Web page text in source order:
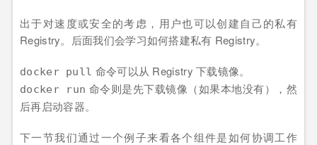
出于对速度或安全的考虑，用户也可以创建自己的私有
Registry。后面我们会学习如何搭建私有 Registry。
docker pull 命令可以从 Registry 下载镜像。
docker run 命令则是先下载镜像（如果本地没有），然
后再启动容器。
下一节我们通过一个例子来看各个组件是如何协调工作